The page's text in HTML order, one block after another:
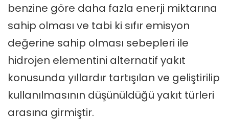
benzine göre daha fazla enerji miktarına
sahip olması ve tabi ki sıfır emisyon
değerine sahip olması sebepleri ile
hidrojen elementini alternatif yakıt
konusunda yıllardır tartışılan ve geliştirilip
kullanılmasının düşünüldüğü yakıt türleri
arasına girmiştir.